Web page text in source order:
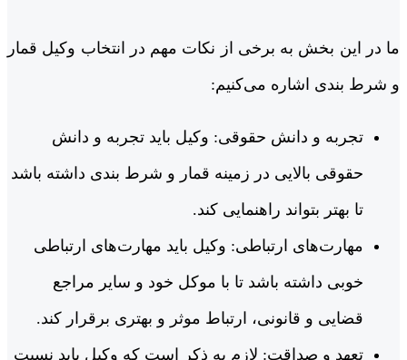
ما در این بخش به برخی از نکات مهم در انتخاب وکیل قمار
و شرط بندی اشاره می‌کنیم:
تجربه و دانش حقوقی: وکیل باید تجربه و دانش
حقوقی بالایی در زمینه قمار و شرط بندی داشته باشد
تا بهتر بتواند راهنمایی کند.
مهارت‌های ارتباطی: وکیل باید مهارت‌های ارتباطی
خوبی داشته باشد تا با موکل خود و سایر مراجع
قضایی و قانونی، ارتباط موثر و بهتری برقرار کند.
تعهد و صداقت: لازم به ذکر است که وکیل باید نسبت